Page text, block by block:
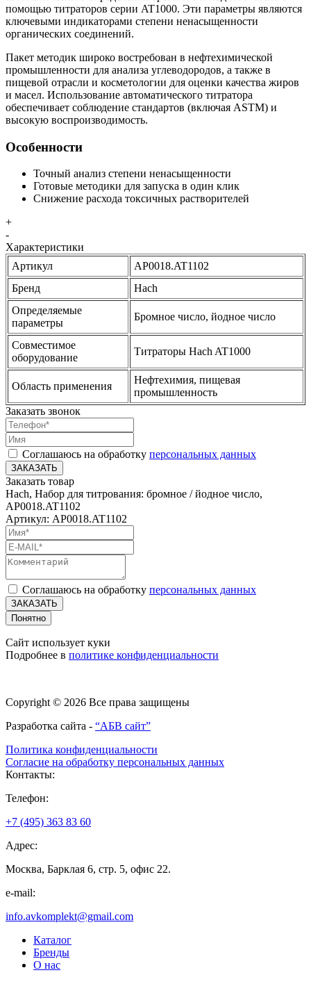
помощью титраторов серии AT1000. Эти параметры являются
ключевыми индикаторами степени ненасыщенности
органических соединений.
Пакет методик широко востребован в нефтехимической
промышленности для анализа углеводородов, а также в
пищевой отрасли и косметологии для оценки качества жиров
и масел. Использование автоматического титратора
обеспечивает соблюдение стандартов (включая ASTM) и
высокую воспроизводимость.
Особенности
Точный анализ степени ненасыщенности
Готовые методики для запуска в один клик
Снижение расхода токсичных растворителей
+
-
Характеристики
Артикул
AP0018.AT1102
Бренд
Hach
Определяемые
параметры
Бромное число, йодное число
Совместимое
оборудование
Титраторы Hach AT1000
Область применения
Нефтехимия, пищевая
промышленность
Заказать звонок
Соглашаюсь на обработку персональных данных
ЗАКАЗАТЬ
Заказать товар
Hach, Набор для титрования: бромное / йодное число,
AP0018.AT1102
Артикул: AP0018.AT1102
Соглашаюсь на обработку персональных данных
ЗАКАЗАТЬ
Понятно
Сайт использует куки
Подробнее в политике конфиденциальности
Copyright © 2026 Все права защищены
Разработка сайта - “АБВ сайт”
Политика конфиденциальности
Согласие на обработку персональных данных
Контакты:
Телефон:
+7 (495) 363 83 60
Адрес:
Москва, Барклая 6, стр. 5, офис 22.
e-mail:
info.avkomplekt@gmail.com
Каталог
Бренды
О нас